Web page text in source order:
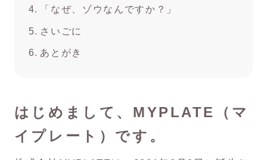
「なぜ、ゾウなんですか？」
さいごに
あとがき
はじめまして、MYPLATE（マ
イプレート）です。